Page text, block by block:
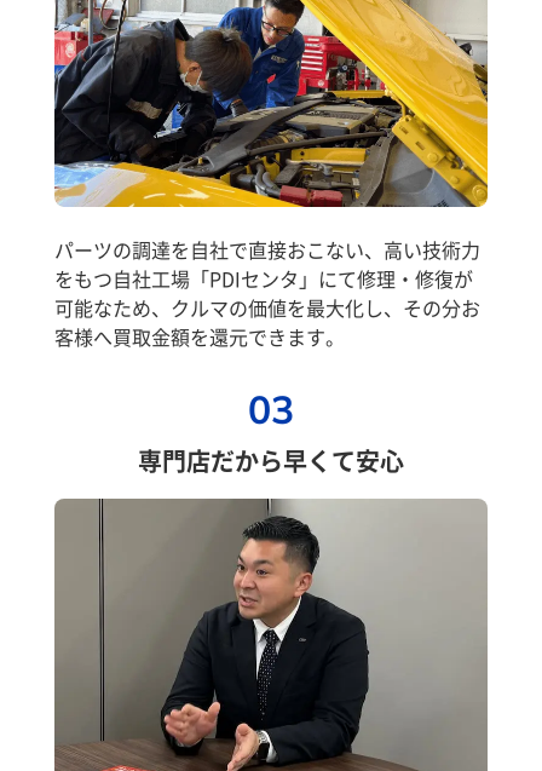
パーツの調達を自社で直接おこない、高い技術力
をもつ自社工場「PDIセンタ」にて修理・修復が
可能なため、クルマの価値を最大化し、その分お
客様へ買取金額を還元できます。
03
専門店だから早くて安心